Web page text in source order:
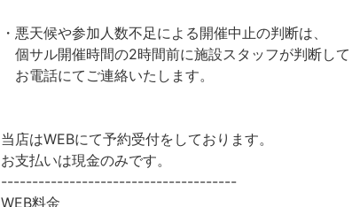
・悪天候や参加人数不足による開催中止の判断は、
個サル開催時間の2時間前に施設スタッフが判断して
お電話にてご連絡いたします。
当店はWEBにて予約受付をしております。
お支払いは現金のみです。
--------------------------------------
WEB料金